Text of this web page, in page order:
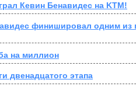
Кевин Бенавидес на KTM!
финишировал одним из
на миллион
двенадцатого этапа